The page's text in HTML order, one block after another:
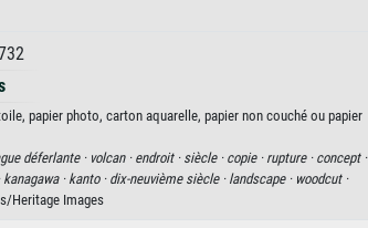
papier photo, carton aquarelle, papier non couché ou papier
déferlante · volcan · endroit · siècle · copie · rupture · concept ·
kanagawa · kanto · dix-neuvième siècle · landscape · woodcut ·
Heritage Images